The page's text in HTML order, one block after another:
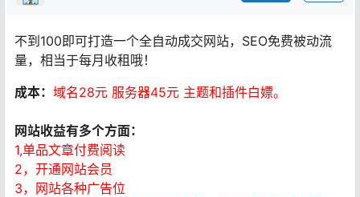
不到100即可打造一个全自动成交网站，SEO免费被动流
量，相当于每月收租哦！
成本： 域名28元 服务器45元 主题和插件白嫖。
​网站收益有多个方面：
1,​单品文章付费阅读
​2，开通网站会员
​3，网站各种广告位